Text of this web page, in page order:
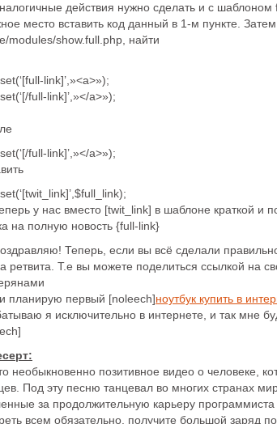
действия нужно сделать и с шаблоном
место вставить код данный в 1-м пункте.
modules/show.full.php, найти
link]’,»<a>»);
full-link]’,»</a>»);
full-link]’,»</a>»);
у нас вместо [twit_link] в шаблоне краткой и
на полную новость {full-link}
Теперь, если вы всё сделали
ретвита. Т.е вы можете поделиться ссылкой на
планирую первый [noleech]ноутбук купить в
я исключительно в интернете, и так мне
необыкновенно позитивное видео о человеке,
Под эту песню танцевал во многих странах
за продолжительную карьеру программиста
всем обязательно, получите большой заряд